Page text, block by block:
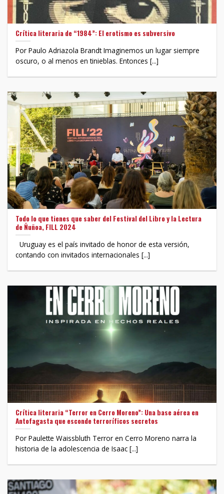
Crítica literaria de “1984”: El erotismo es subversivo
Por Paulo Adriazola Brandt Imaginemos un lugar siempre
oscuro, o al menos en tinieblas. Entonces [...]
Todo lo que tienes que saber del Festival del Libro y la Lectura
de Ñuñoa, FILL 2024
Uruguay es el país invitado de honor de esta versión,
contando con invitados internacionales [...]
Crítica literaria “Terror en Cerro Moreno”: Una base aérea en
Antofagasta que esconde terroríficos secretos
Por Paulette Waissbluth Terror en Cerro Moreno narra la
historia de la adolescencia de Isaac [...]